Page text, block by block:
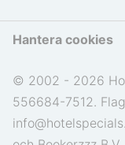
Hantera cookies
© 2002 - 2026
556684-7512.